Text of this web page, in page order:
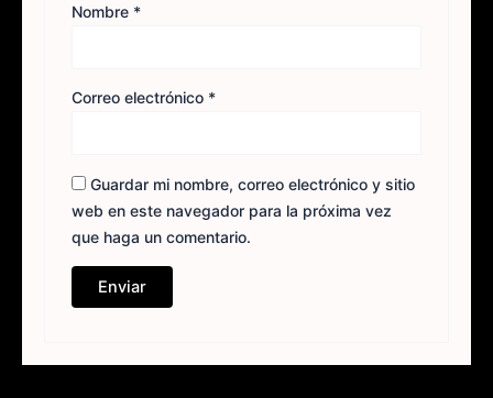
Nombre *
Correo electrónico *
Guardar mi nombre, correo electrónico y sitio
web en este navegador para la próxima vez
que haga un comentario.